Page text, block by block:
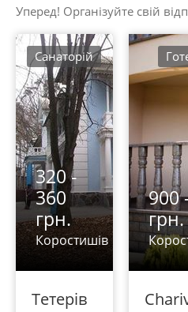
Уперед! Організуйте свій
320 -
360
грн.
Коростишів
Тетерів
Санаторій
900
грн.